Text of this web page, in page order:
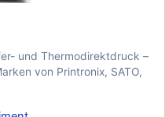
und Thermodirektdruck –
von Printronix, SATO,